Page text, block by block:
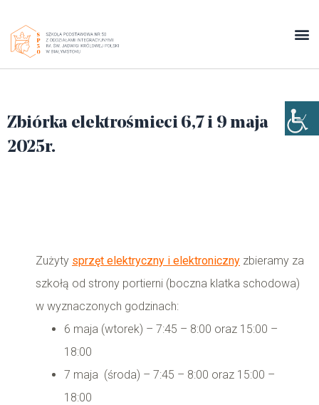
Zbiórka elektrośmieci 6,7 i 9 maja
2025r.
Zużyty sprzęt elektryczny i elektroniczny zbieramy za
szkołą od strony portierni (boczna klatka schodowa)
w wyznaczonych godzinach:
6 maja (wtorek) – 7:45 – 8:00 oraz 15:00 –
18:00
7 maja (środa) – 7:45 – 8:00 oraz 15:00 –
18:00